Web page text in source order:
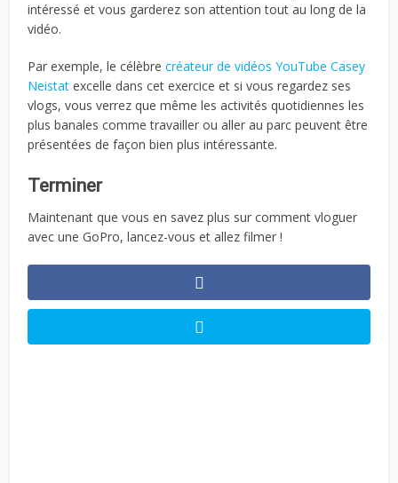
intéressé et vous garderez son attention tout au long de la
vidéo.
Par exemple, le célèbrecréateur de vidéos YouTube Casey
Neistat excelle dans cet exercice et si vous regardez ses
vlogs, vous verrez que même les activités quotidiennes les
plus banales comme travailler ou aller au parc peuvent être
présentées de façon bien plus intéressante.
Terminer
Maintenant que vous en savez plus sur comment vloguer
avec une GoPro, lancez-vous et allez filmer !